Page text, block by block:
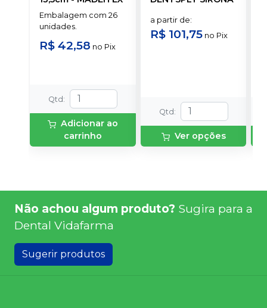
Embalagem com 26
unidades.
R$ 42,58 no Pix
Qtd :
Adicionar ao
carrinho
a partir de:
R$ 101,75 no Pix
Qtd :
Ver opções
Não achou algum produto? Sugira para a
Dental Vidafarma
Sugerir produtos